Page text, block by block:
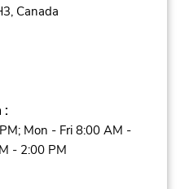
Canada
:
Mon - Fri 8:00 AM -
- 2:00 PM